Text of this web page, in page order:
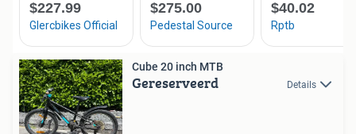
Cube 20 inch MTB
Gereserveerd Details